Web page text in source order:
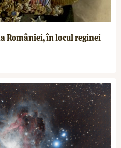
României, în locul reginei